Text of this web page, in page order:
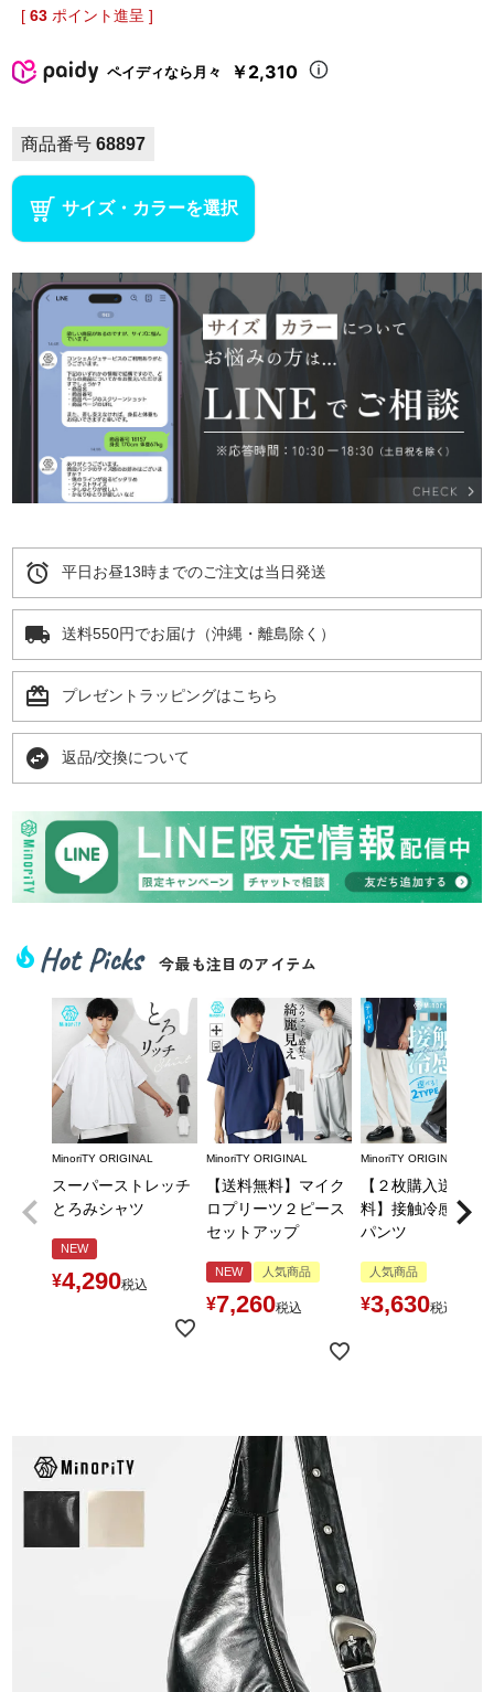
[ 63 ポイント進呈 ]
ペイディなら月々 ￥2,310
商品番号 68897
サイズ・カラーを選択
alarm 平日お昼13時までのご注文は当日発送
local_shipping 送料550円でお届け（沖縄・離島除く）
card_giftcard プレゼントラッピングはこちら
swap_horizontal_circle 返品/交換について
local_fire_department Hot Picks 今最も注目のアイテム
MinoriTY ORIGINAL
スーパーストレッチ
とろみシャツ
NEW
¥4,290税込
MinoriTY ORIGINAL
【送料無料】マイク
ロプリーツ２ピース
セットアップ
NEW 人気商品
¥7,260税込
MinoriTY ORIGINAL
【２枚購入送料無
料】接触冷感とろ
パンツ
人気商品
¥3,630税込